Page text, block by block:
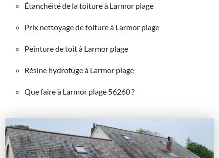
Étanchéité de la toiture à Larmor plage
Prix nettoyage de toiture à Larmor plage
Peinture de toit à Larmor plage
Résine hydrofuge à Larmor plage
Que faire à Larmor plage 56260 ?